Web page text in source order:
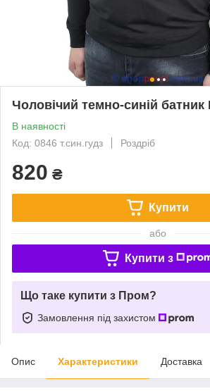
Чоловічий темно-синій батник
В наявності
Код: 0846 т.син.гудз
Роздріб
820 ₴
Купити
або
Купити з
Що таке купити з Пром?
Замовлення під захистом
Опис Характеристики Доставка